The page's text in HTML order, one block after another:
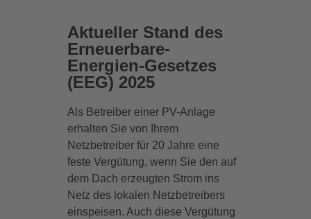
Aktueller Stand des
Erneuerbare-
Energien-Gesetzes
(EEG) 2025
Als Betreiber einer PV-Anlage
erhalten Sie von Ihrem
Netzbetreiber für 20 Jahre eine
feste Vergütung, wenn Sie den auf
dem Dach erzeugten Strom ins
Netz des lokalen Netzbetreibers
einspeisen. Auch diese Vergütung